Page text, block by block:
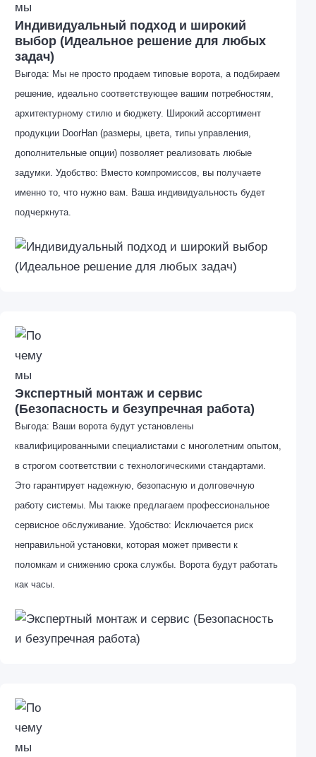
Индивидуальный подход и широкий
выбор (Идеальное решение для любых
задач)
Выгода: Мы не просто продаем типовые ворота, а подбираем
решение, идеально соответствующее вашим потребностям,
архитектурному стилю и бюджету. Широкий ассортимент
продукции DoorHan (размеры, цвета, типы управления,
дополнительные опции) позволяет реализовать любые
задумки. Удобство: Вместо компромиссов, вы получаете
именно то, что нужно вам. Ваша индивидуальность будет
подчеркнута.
Экспертный монтаж и сервис
(Безопасность и безупречная работа)
Выгода: Ваши ворота будут установлены
квалифицированными специалистами с многолетним опытом,
в строгом соответствии с технологическими стандартами.
Это гарантирует надежную, безопасную и долговечную
работу системы. Мы также предлагаем профессиональное
сервисное обслуживание. Удобство: Исключается риск
неправильной установки, которая может привести к
поломкам и снижению срока службы. Ворота будут работать
как часы.